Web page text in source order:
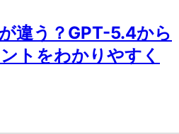
違う？GPT-5.4から
トをわかりやすく